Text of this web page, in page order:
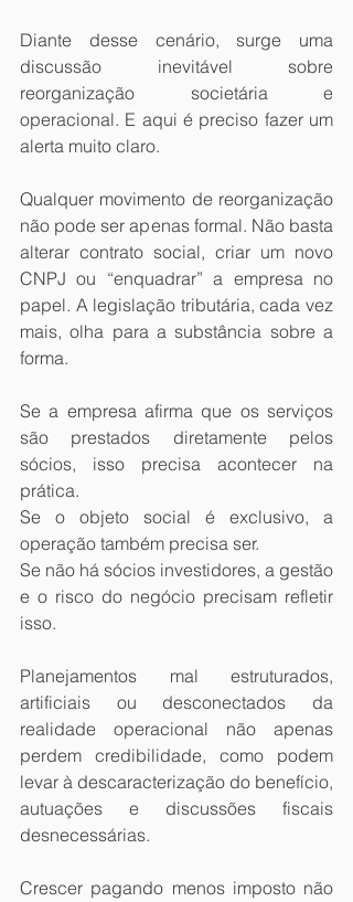
Diante desse cenário, surge uma
discussão inevitável sobre
reorganização societária e
operacional. E aqui é preciso fazer um
alerta muito claro.
Qualquer movimento de reorganização
não pode ser apenas formal. Não basta
alterar contrato social, criar um novo
CNPJ ou “enquadrar” a empresa no
papel. A legislação tributária, cada vez
mais, olha para a substância sobre a
forma.
Se a empresa afirma que os serviços
são prestados diretamente pelos
sócios, isso precisa acontecer na
prática.
Se o objeto social é exclusivo, a
operação também precisa ser.
Se não há sócios investidores, a gestão
e o risco do negócio precisam refletir
isso.
Planejamentos mal estruturados,
artificiais ou desconectados da
realidade operacional não apenas
perdem credibilidade, como podem
levar à descaracterização do benefício,
autuações e discussões fiscais
desnecessárias.
Crescer pagando menos imposto não